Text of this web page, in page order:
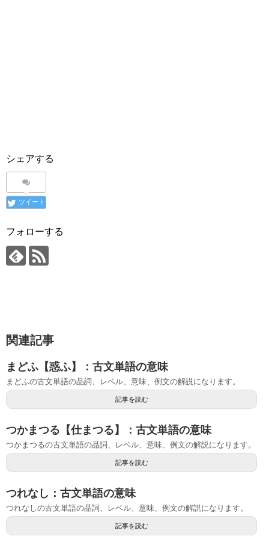
シェアする
ツイート
フォローする
関連記事
まどふ【惑ふ】：古文単語の意味
まどふの古文単語の品詞、レベル、意味、例文の解説になります。
記事を読む
つかまつる【仕まつる】：古文単語の意味
つかまつるの古文単語の品詞、レベル、意味、例文の解説になります。
記事を読む
つれなし：古文単語の意味
つれなしの古文単語の品詞、レベル、意味、例文の解説になります。
記事を読む